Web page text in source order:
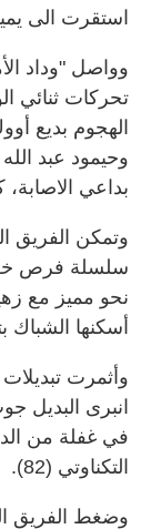
استقرت الى
وواصل "وداد
تحركات ثنائي
الهجوم بديع
وحيمود عبد
بداعي
وتمكن الفريق
سلسلة فرص
نحو مميز مع
أسكنها الشباك
وأثمرت
انبرى البديل
في غفلة من
التكناوتي (82).
وضغط الفريق